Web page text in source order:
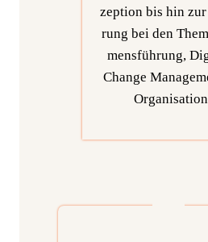
zep­ti­on bis hin
rung bei den
mens­füh­rung,
Chan­ge